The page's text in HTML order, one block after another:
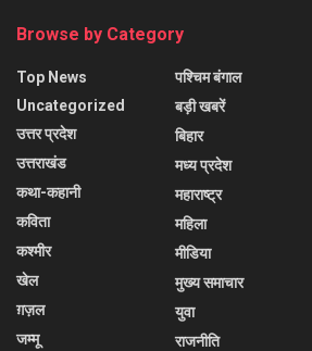
Browse by Category
Top News
Uncategorized
उत्तर प्रदेश
उत्तराखंड
कथा-कहानी
कविता
कश्मीर
खेल
ग़ज़ल
जम्मू
पश्चिम बंगाल
बड़ी खबरें
बिहार
मध्य प्रदेश
महाराष्ट्र
महिला
मीडिया
मुख्य समाचार
युवा
राजनीति